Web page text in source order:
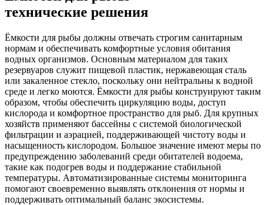
технические решения
Ёмкости для рыбы должны отвечать строгим санитарным
нормам и обеспечивать комфортные условия обитания
водных организмов. Основным материалом для таких
резервуаров служит пищевой пластик, нержавеющая сталь
или закаленное стекло, поскольку они нейтральны к водной
среде и легко моются. Ёмкости для рыбы конструируют таким
образом, чтобы обеспечить циркуляцию воды, доступ
кислорода и комфортное пространство для рыб. Для крупных
хозяйств применяют бассейны с системой биологической
фильтрации и аэрацией, поддерживающей чистоту воды и
насыщенность кислородом. Большое значение имеют меры по
предупреждению заболеваний среди обитателей водоема,
такие как подогрев воды и поддержание стабильной
температуры. Автоматизированные системы мониторинга
помогают своевременно выявлять отклонения от нормы и
поддерживать оптимальный баланс экосистемы.